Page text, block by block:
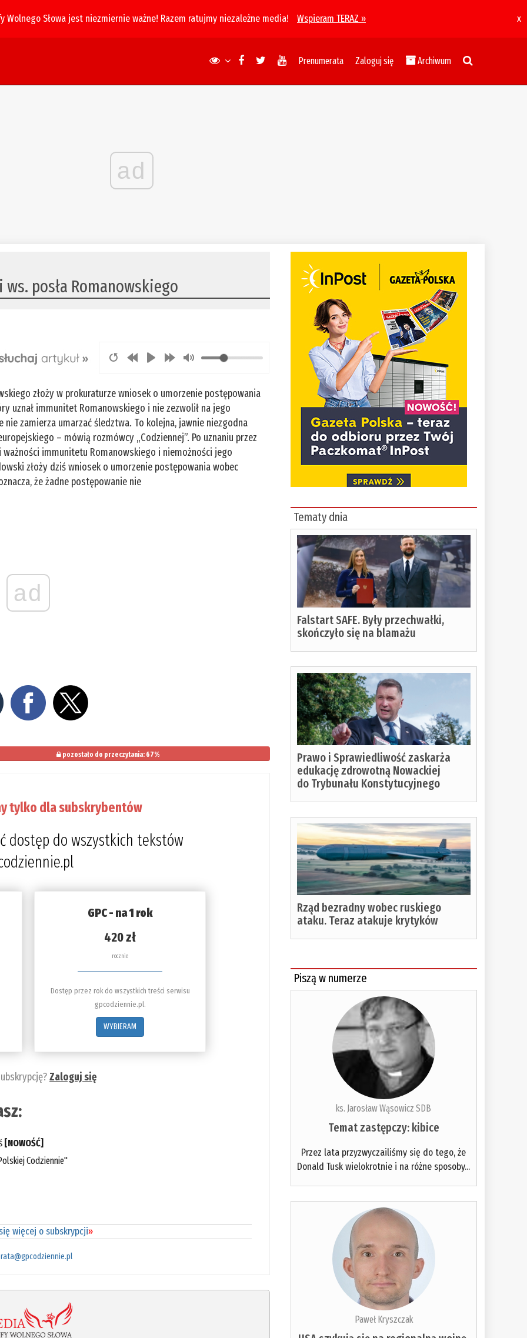
Wolnego Słowa jest niezmiernie ważne! Razem ratujmy niezależne media! Wspieram TERAZ » x
Prenumerata Zaloguj się Archiwum
ad
posła Romanowskiego
złoży w prokuraturze wniosek o umorzenie postępowania
uznał immunitet Romanowskiego i nie zezwolił na jego
zamierza umarzać śledztwa. To kolejna, jawnie niezgodna
– mówią rozmówcy „Codziennej”. Po uznaniu przez
immunitetu Romanowskiego i niemożności jego
złoży dziś wniosek o umorzenie postępowania wobec
że żadne postępowanie nie
ad
pozostało do przeczytania: 67%
tylko dla subskrybentów
dostęp do wszystkich tekstów
GPC - na 1 rok
420 zł
rocznie
Dostęp przez rok do wszystkich treści serwisu
gpcodziennie.pl.
WYBIERAM
Zaloguj się
[NOWOŚĆ]
Codziennie"
więcej o subskrypcji»
Tematy dnia
Falstart SAFE. Były przechwałki,
skończyło się na blamażu
Prawo i Sprawiedliwość zaskarża
edukację zdrowotną Nowackiej
do Trybunału Konstytucyjnego
Rząd bezradny wobec ruskiego
ataku. Teraz atakuje krytyków
Piszą w numerze
ks. Jarosław Wąsowicz SDB
Temat zastępczy: kibice
Przez lata przyzwyczailiśmy się do tego, że
Donald Tusk wielokrotnie i na różne sposoby...
Paweł Kryszczak